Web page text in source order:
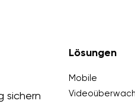
sichern
Lösungen
Mobile